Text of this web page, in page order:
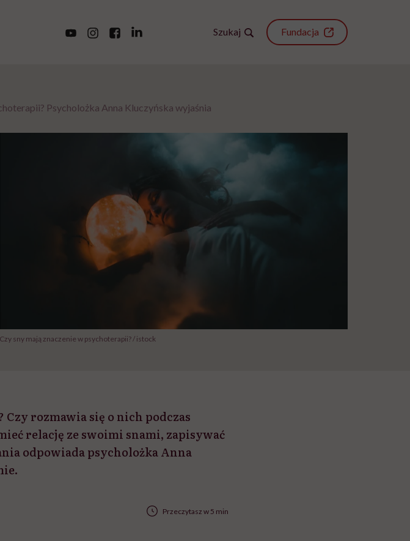
Szukaj Fundacja
Psycholożka Anna Kluczyńska wyjaśnia
Czy sny mają znaczenie w psychoterapii? / istock
rozmawia się o nich podczas
relację ze swoimi snami, zapisywać
odpowiada psycholożka Anna
Przeczytasz w 5 min